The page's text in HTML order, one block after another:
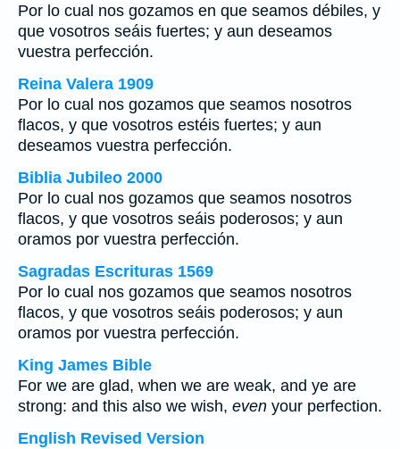
Por lo cual nos gozamos en que seamos débiles, y
que vosotros seáis fuertes; y aun deseamos
vuestra perfección.
Reina Valera 1909
Por lo cual nos gozamos que seamos nosotros
flacos, y que vosotros estéis fuertes; y aun
deseamos vuestra perfección.
Biblia Jubileo 2000
Por lo cual nos gozamos que seamos nosotros
flacos, y que vosotros seáis poderosos; y aun
oramos por vuestra perfección.
Sagradas Escrituras 1569
Por lo cual nos gozamos que seamos nosotros
flacos, y que vosotros seáis poderosos; y aun
oramos por vuestra perfección.
King James Bible
For we are glad, when we are weak, and ye are
strong: and this also we wish, even your perfection.
English Revised Version